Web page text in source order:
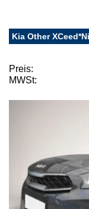
Kia Other
Preis:
MWSt: